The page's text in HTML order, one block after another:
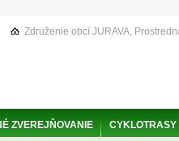
ZVEREJŇOVANIE
CYKLOTRASY
Združenie obcí JURAVA,